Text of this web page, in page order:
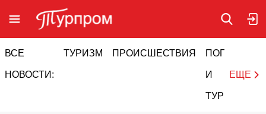
ВСЕ
НОВОСТИ:
ТУРИЗМ ПРОИСШЕСТВИЯ ПОГОДА
И
ТУРИЗМ
ЕЩЕ